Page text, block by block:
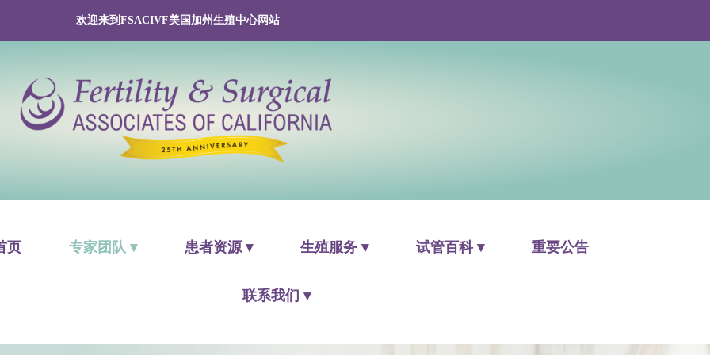
欢迎来到FSACIVF美国加州生殖中心网站
页 专家团队 ▾ 患者资源 ▾ 生殖服务 ▾ 试管百科 ▾ 重要公告
联系我们 ▾